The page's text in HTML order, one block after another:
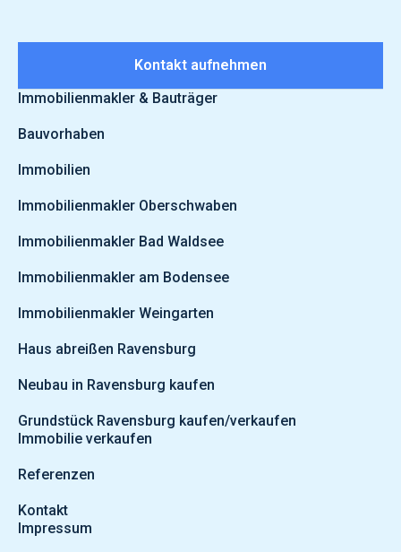
Immobilienmakler & Bauträger
Bauvorhaben
Immobilien
Immobilienmakler Oberschwaben
Immobilienmakler Bad Waldsee
Immobilienmakler am Bodensee
Immobilienmakler Weingarten
Haus abreißen Ravensburg
Neubau in Ravensburg kaufen
Grundstück Ravensburg kaufen/verkaufen
Immobilie verkaufen
Referenzen
Kontakt
Impressum
Kontakt aufnehmen